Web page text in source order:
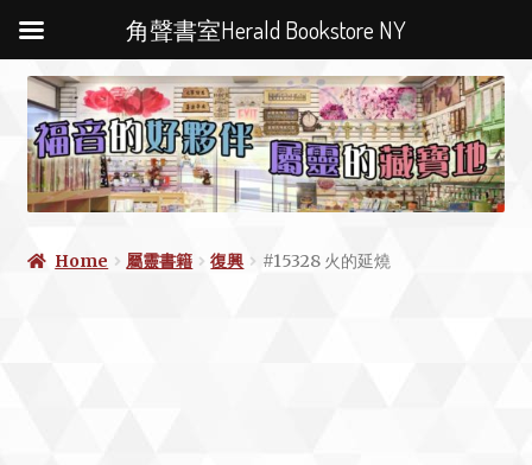
Home 屬靈書籍 復興 #15328 火的延燒
角聲書室Herald Bookstore NY